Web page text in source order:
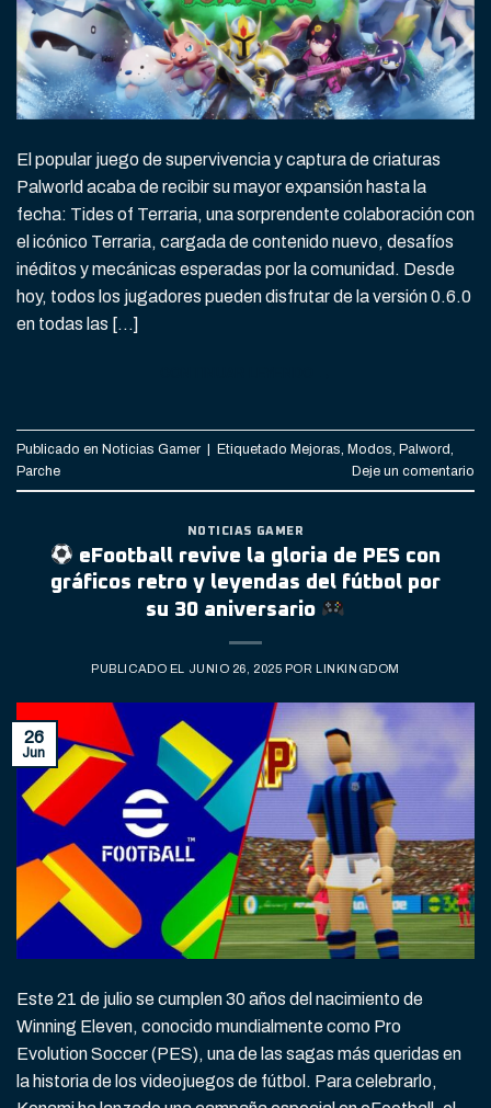
El popular juego de supervivencia y captura de criaturas
Palworld acaba de recibir su mayor expansión hasta la
fecha: Tides of Terraria, una sorprendente colaboración con
el icónico Terraria, cargada de contenido nuevo, desafíos
inéditos y mecánicas esperadas por la comunidad. Desde
hoy, todos los jugadores pueden disfrutar de la versión 0.6.0
en todas las […]
Publicado en Noticias Gamer | Etiquetado Mejoras, Modos, Palword,
Parche
Deje un comentario
NOTICIAS GAMER
eFootball revive la gloria de PES con
gráficos retro y leyendas del fútbol por
su 30 aniversario
PUBLICADO EL JUNIO 26, 2025 POR LINKINGDOM
26
Jun
Este 21 de julio se cumplen 30 años del nacimiento de
Winning Eleven, conocido mundialmente como Pro
Evolution Soccer (PES), una de las sagas más queridas en
la historia de los videojuegos de fútbol. Para celebrarlo,